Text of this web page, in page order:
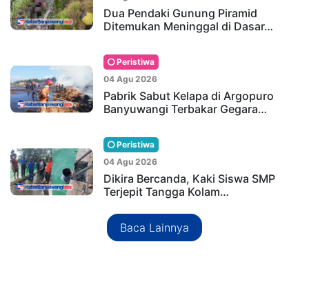
Dua Pendaki Gunung Piramid
Ditemukan Meninggal di Dasar…
Peristiwa
04 Agu 2026
Pabrik Sabut Kelapa di Argopuro
Banyuwangi Terbakar Gegara…
Peristiwa
04 Agu 2026
Dikira Bercanda, Kaki Siswa SMP
Terjepit Tangga Kolam…
Baca Lainnya